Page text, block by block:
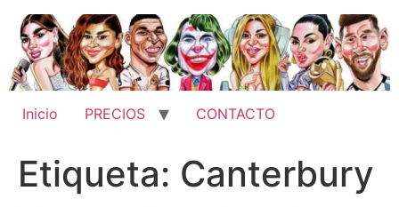
contenido
Inicio PRECIOS CONTACTO
Etiqueta: Canterbury